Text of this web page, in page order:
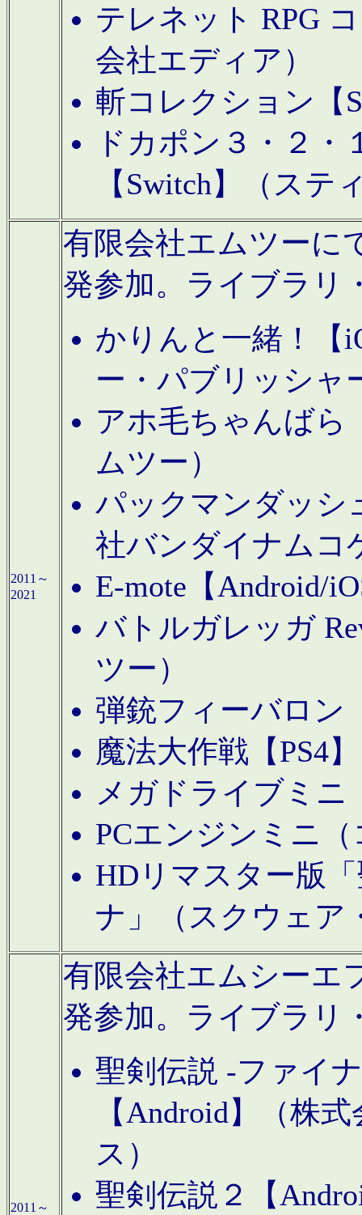
テレネット RPG
会社エディア）
斬コレクション【
ドカポン３・２
【Switch】（ステ
2011～
2021
有限会社エムツーに
発参加。ライブラリ
かりんと一緒！【
ー・パブリッシャ
アホ毛ちゃんばら
ムツー）
パックマンダッシ
社バンダイナムコ
E-mote【Android/
バトルガレッガ
ツー）
弾銃フィーバロン
魔法大作戦【PS4
メガドライブミニ
PCエンジンミニ
HDリマスター版
ナ」（スクウェア
2011～
有限会社エムシーエ
発参加。ライブラリ
聖剣伝説 -ファイ
【Android】（株
ス）
聖剣伝説２【